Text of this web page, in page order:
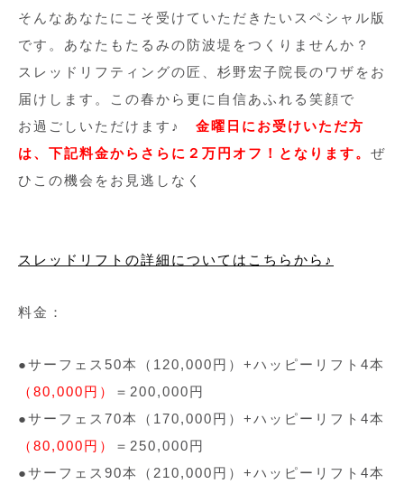
そんなあなたにこそ受けていただきたいスペシャル版
です。あなたもたるみの防波堤をつくりませんか？
スレッドリフティングの匠、杉野宏子院長のワザをお
届けします。この春から更に自信あふれる笑顔で
お過ごしいただけます♪ 金曜日にお受けいただ方
は、下記料金からさらに２万円オフ！となります。 ぜ
ひこの機会をお見逃しなく
スレッドリフトの詳細についてはこちらから♪
料金：
●サーフェス50本（120,000円）+ハッピーリフト4本
（80,000円）
＝200,000円
●サーフェス70本（170,000円）+ハッピーリフト4本
（80,000円）
＝250,000円
●サーフェス90本（210,000円）+ハッピーリフト4本